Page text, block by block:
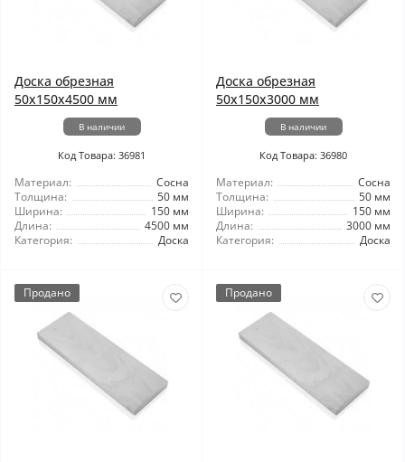
Доска обрезная
50x150x4500 мм
В наличии
Код Товара: 36981
Материал:
Сосна
Толщина:
50 мм
Ширина:
150 мм
Длина:
4500 мм
Категория:
Доска
Доска обрезная
50x150x3000 мм
В наличии
Код Товара: 36980
Материал:
Сосна
Толщина:
50 мм
Ширина:
150 мм
Длина:
3000 мм
Категория:
Доска
Продано Продано